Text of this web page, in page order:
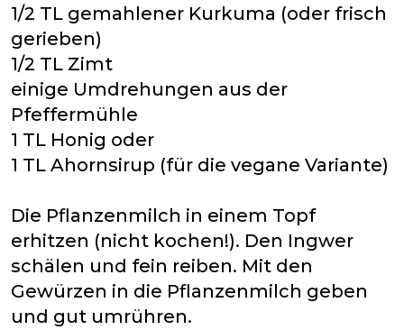
1/2 TL gemahlener Kurkuma (oder frisch
gerieben)
1/2 TL Zimt
einige Umdrehungen aus der
Pfeffermühle
1 TL Honig oder
1 TL Ahornsirup (für die vegane Variante)
Die Pflanzenmilch in einem Topf
erhitzen (nicht kochen!). Den Ingwer
schälen und fein reiben. Mit den
Gewürzen in die Pflanzenmilch geben
und gut umrühren.